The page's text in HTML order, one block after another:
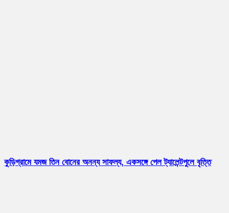
কুড়িগ্রামে যমজ তিন বোনের অনন্য সাফল্য, একসঙ্গে পেল ট্যালেন্টপুলে বৃত্তি